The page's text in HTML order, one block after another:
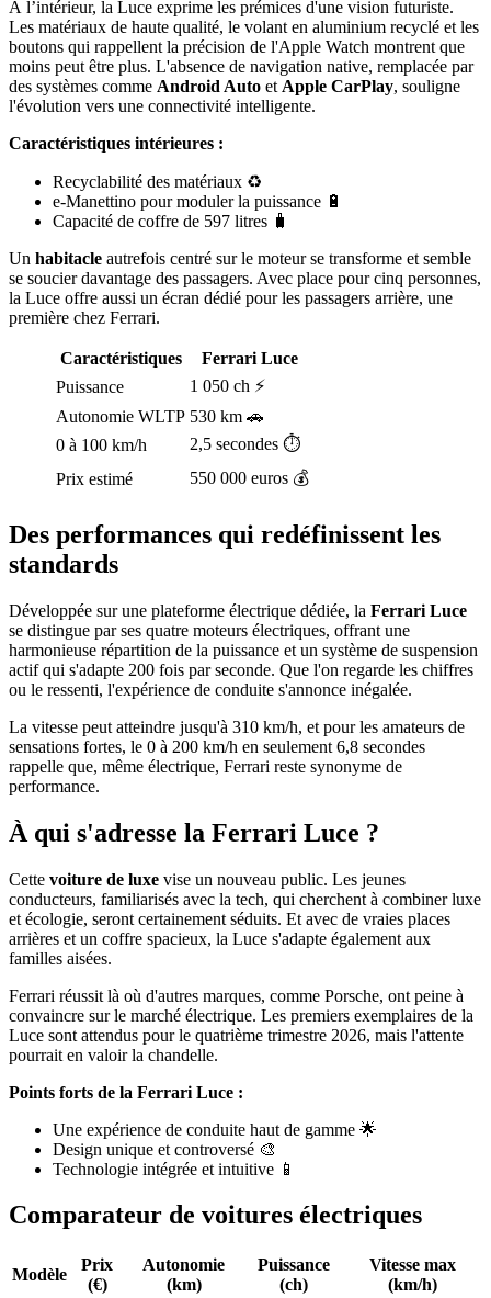
À l’intérieur, la Luce exprime les prémices d'une vision futuriste.
Les matériaux de haute qualité, le volant en aluminium recyclé et les
boutons qui rappellent la précision de l'Apple Watch montrent que
moins peut être plus. L'absence de navigation native, remplacée par
des systèmes comme Android Auto et Apple CarPlay, souligne
l'évolution vers une connectivité intelligente.
Caractéristiques intérieures :
Recyclabilité des matériaux ♻️
e-Manettino pour moduler la puissance 🔋
Capacité de coffre de 597 litres 🧳
Un habitacle autrefois centré sur le moteur se transforme et semble
se soucier davantage des passagers. Avec place pour cinq personnes,
la Luce offre aussi un écran dédié pour les passagers arrière, une
première chez Ferrari.
Caractéristiques
Ferrari Luce
Puissance
1 050 ch ⚡
Autonomie WLTP 530 km 🚗
0 à 100 km/h
2,5 secondes ⏱️
Prix estimé
550 000 euros 💰
Des performances qui redéfinissent les
standards
Développée sur une plateforme électrique dédiée, la Ferrari Luce
se distingue par ses quatre moteurs électriques, offrant une
harmonieuse répartition de la puissance et un système de suspension
actif qui s'adapte 200 fois par seconde. Que l'on regarde les chiffres
ou le ressenti, l'expérience de conduite s'annonce inégalée.
La vitesse peut atteindre jusqu'à 310 km/h, et pour les amateurs de
sensations fortes, le 0 à 200 km/h en seulement 6,8 secondes
rappelle que, même électrique, Ferrari reste synonyme de
performance.
À qui s'adresse la Ferrari Luce ?
Cette voiture de luxe vise un nouveau public. Les jeunes
conducteurs, familiarisés avec la tech, qui cherchent à combiner luxe
et écologie, seront certainement séduits. Et avec de vraies places
arrières et un coffre spacieux, la Luce s'adapte également aux
familles aisées.
Ferrari réussit là où d'autres marques, comme Porsche, ont peine à
convaincre sur le marché électrique. Les premiers exemplaires de la
Luce sont attendus pour le quatrième trimestre 2026, mais l'attente
pourrait en valoir la chandelle.
Points forts de la Ferrari Luce :
Une expérience de conduite haut de gamme 🌟
Design unique et controversé 🎨
Technologie intégrée et intuitive 📱
Comparateur de voitures électriques
Modèle
Prix
(€)
Autonomie
(km)
Puissance
(ch)
Vitesse max
(km/h)